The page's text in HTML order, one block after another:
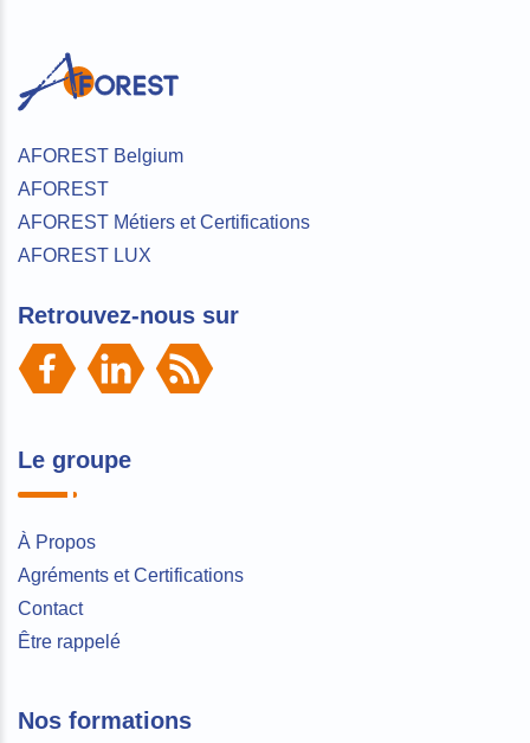
AFOREST Belgium
AFOREST
AFOREST Métiers et Certifications
AFOREST LUX
Retrouvez-nous sur
Le groupe
À Propos
Agréments et Certifications
Contact
Être rappelé
Nos formations